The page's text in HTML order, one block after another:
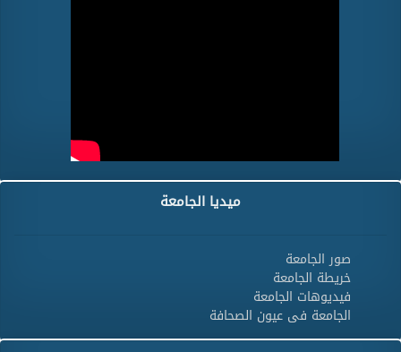
ميديا الجامعة
صور الجامعة
خريطة الجامعة
فيديوهات الجامعة
الجامعة فى عيون الصحافة